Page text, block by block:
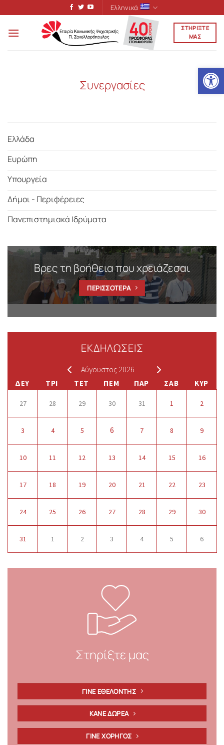
στο
περιεχόμενο
Ελληνικά
ΣΤΗΡΙΞΤΕ
ΜΑΣ
Συνεργασίες
Ελλάδα
Ευρώπη
Υπουργεία
Δήμοι - Περιφέρειες
Πανεπιστημιακά Ιδρύματα
Βρες τη βοήθεια που χρειάζεσαι
ΠΕΡΙΣΣΟΤΕΡΑ
ΕΚΔΗΛΩΣΕΙΣ
Αύγουστος 2026
ΔΕΥ ΤΡΙ ΤΕΤ ΠΕΜ ΠΑΡ ΣΑΒ ΚΥΡ
27 28 29 30 31 1 2
3 4 5 6 7 8 9
10 11 12 13 14 15 16
17 18 19 20 21 22 23
24 25 26 27 28 29 30
31 1 2 3 4 5 6
Στηρίξτε μας
ΓΙΝΕ ΕΘΕΛΟΝΤΗΣ
ΚΑΝΕ ΔΩΡΕΑ
ΓΙΝΕ ΧΟΡΗΓΟΣ